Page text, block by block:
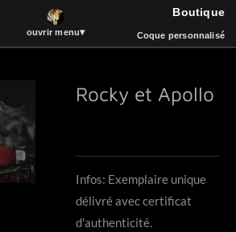
ouvrir menu▾
Boutique
Coque personnalisé
Boutique
Bois et Sculpture
Musique
ART
Rocky et Apollo
Infos: Exemplaire unique
délivré avec certificat
d'authenticité.